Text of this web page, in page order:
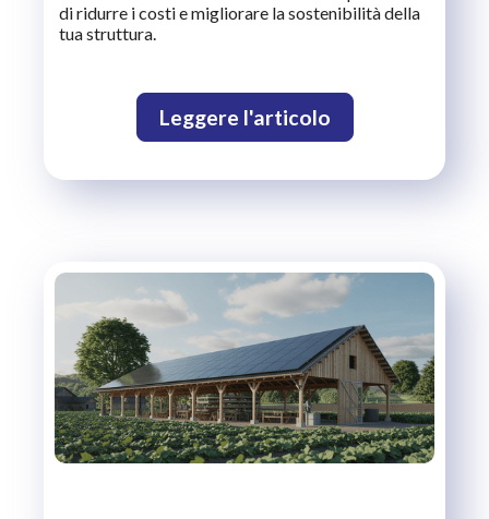
di ridurre i costi e migliorare la sostenibilità della
tua struttura.
Leggere l'articolo